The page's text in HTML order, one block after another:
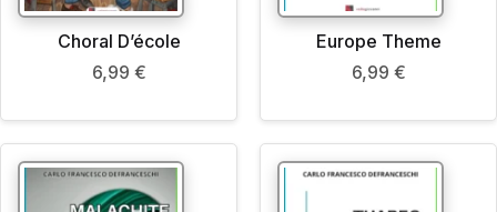
Choral D’école
6,99 €
Europe Theme
6,99 €